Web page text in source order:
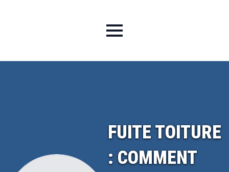
FUITE TOITURE
: COMMENT